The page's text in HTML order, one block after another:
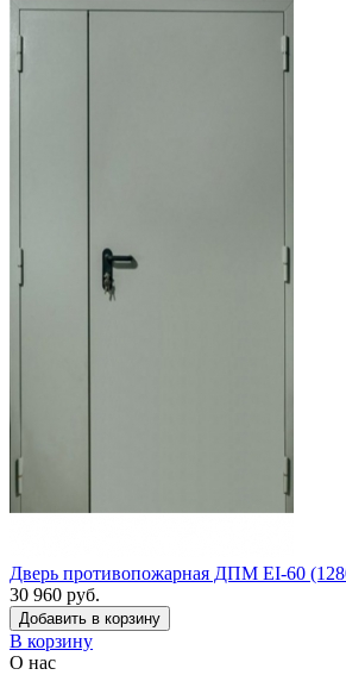
Дверь противопожарная ДПМ EI-60
30 960 руб.
Добавить в корзину
В корзину
О нас